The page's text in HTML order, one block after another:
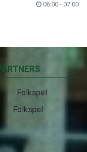
06:00 - 07:00
Folkspel